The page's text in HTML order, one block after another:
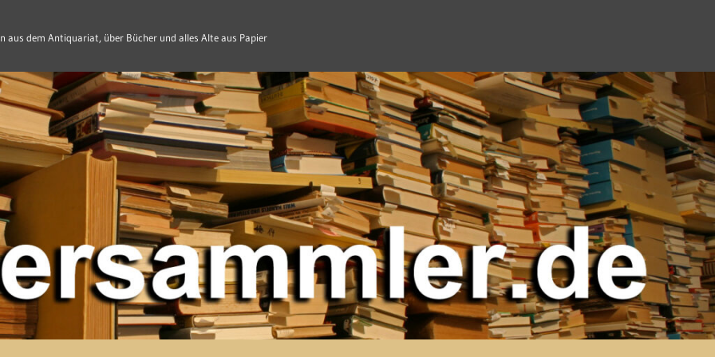
aus dem Antiquariat, über Bücher und alles Alte aus Papier